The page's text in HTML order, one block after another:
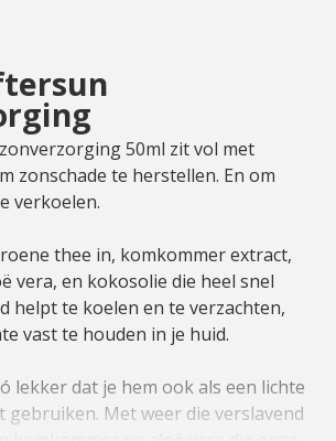
50ml zit vol met
zonschade te herstellen. En om
verkoelen.
thee in, komkommer extract,
vera, en kokosolie die heel snel
helpt te koelen en te verzachten,
vast te houden in je huid.
lekker dat je hem ook als een lichte
gebruiken. Met weer die verslavend